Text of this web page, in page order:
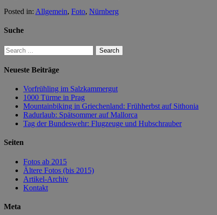
Posted in: Allgemein, Foto, Nürnberg
Suche
Neueste Beiträge
Vorfrühling im Salzkammergut
1000 Türme in Prag
Mountainbiking in Griechenland: Frühherbst auf Sithonia
Radurlaub: Spätsommer auf Mallorca
Tag der Bundeswehr: Flugzeuge und Hubschrauber
Seiten
Fotos ab 2015
Ältere Fotos (bis 2015)
Artikel-Archiv
Kontakt
Meta